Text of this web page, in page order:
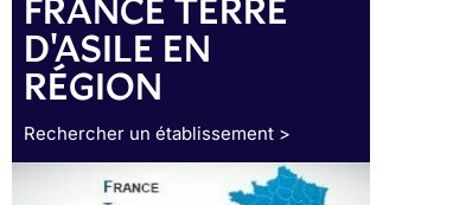
FRANCE TERRE
D'ASILE EN
RÉGION
Rechercher un établissement >